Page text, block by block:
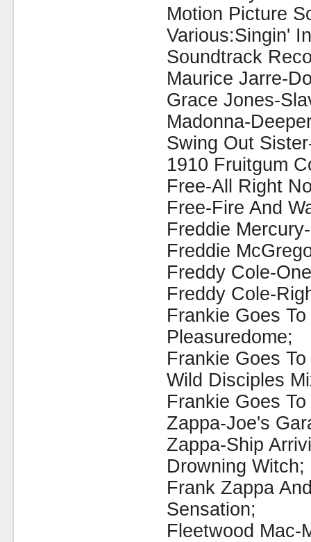
Motion Picture
Various:Singin'
Soundtrack
Maurice Jarre-
Grace Jones-
Madonna-
Swing Out
1910 Fruitgum
Free-All Right
Free-Fire And
Freddie
Freddie
Freddy Cole-
Freddy Cole-
Frankie Goes
Pleasuredome;
Frankie Goes
Wild Disciples
Frankie Goes
Zappa-Joe's
Zappa-Ship
Drowning Witch;
Frank Zappa
Sensation;
Fleetwood Mac-